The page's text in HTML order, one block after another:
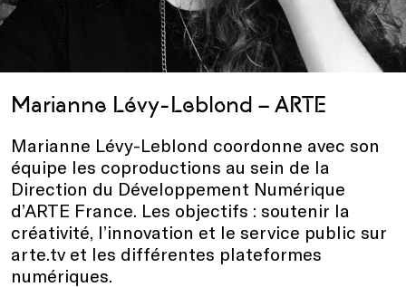
Marianne Lévy-Leblond – ARTE
Marianne Lévy-Leblond coordonne avec son
équipe les coproductions au sein de la
Direction du Développement Numérique
d’ARTE France. Les objectifs : soutenir la
créativité, l’innovation et le service public sur
arte.tv et les différentes plateformes
numériques.